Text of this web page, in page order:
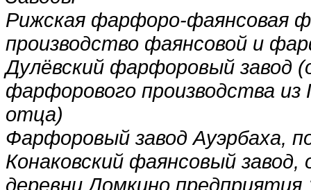
Рижская фарфоро-фаянсовая
производство фаянсовой и
Дулёвский фарфоровый завод
фарфорового производства
отца)
Фарфоровый завод Ауэрбаха,
Конаковский фаянсовый завод,
деревни Домкино